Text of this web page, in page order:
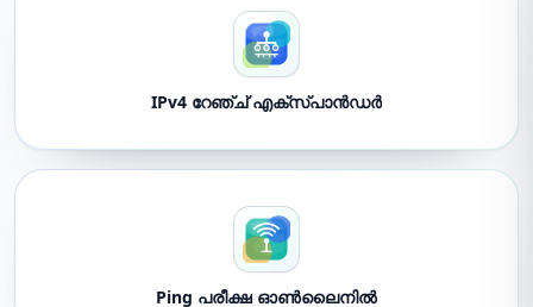
IPv4 റേഞ്ച് എക്സ്പാൻഡർ
Ping പരീക്ഷ ഓൺലൈനിൽ